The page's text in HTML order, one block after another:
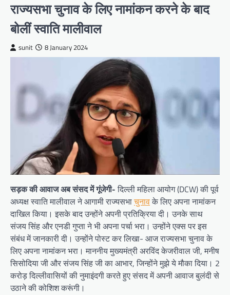
राज्यसभा चुनाव के लिए नामांकन करने के बाद
बोलीं स्वाति मालीवाल
sunit 8 January 2024
सड़क की आवाज अब संसद में गूंजेगी-दिल्ली महिला आयोग (DCW) की पूर्व
अध्यक्ष स्वाति मालीवाल ने आगामी राज्यसभाचुनावके लिए अपना नामांकन
दाखिल किया। इसके बाद उन्होंने अपनी प्रतिक्रिया दी। उनके साथ
संजय सिंह और एनडी गुप्ता ने भी अपना पर्चा भरा। उन्होंने एक्स पर इस
संबंध में जानकारी दी। उन्होंने पोस्ट कर लिखा- आज राज्यसभा चुनाव के
लिए अपना नामांकन भरा। माननीय मुख्यमंत्री अरविंद केजरीवाल जी, मनीष
सिसोदिया जी और संजय सिंह जी का आभार, जिन्होंने मुझे ये मौका दिया। 2
करोड़ दिल्लीवासियों की नुमाइंदगी करते हुए संसद में अपनी आवाज बुलंदी से
उठाने की कोशिश करूंगी।